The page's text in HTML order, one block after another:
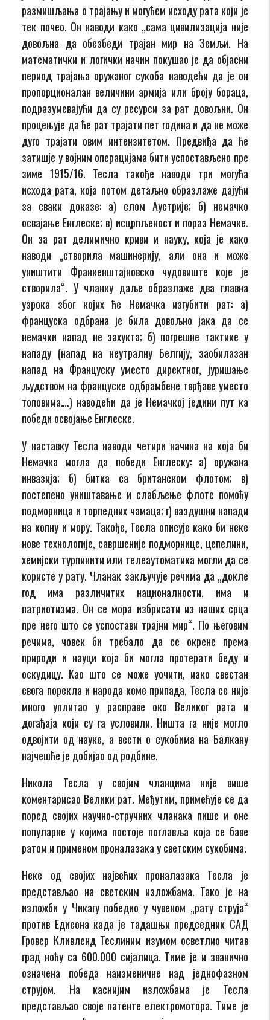
размишљања о трајању и могућем исходу рата који је
тек почео. Он наводи како „сама цивилизација није
довољна да обезбеди трајан мир на Земљи. На
математички и логички начин покушао је да објасни
период трајања оружаног сукоба наводећи да је он
пропорционалан величини армија или броју бораца,
подразумевајући да су ресурси за рат довољни. Он
процењује да ће рат трајати пет година и да не може
дуго трајати овим интензитетом. Предвиђа да ће
затишје у војним операцијама бити успостављено пре
зиме 1915/16. Тесла такође наводи три могућа
исхода рата, која потом детаљно образлаже дајући
за сваки доказе: а) слом Аустрије; б) немачко
освајање Енглеске; в) исцрпљеност и пораз Немачке.
Он за рат делимично криви и науку, која је како
наводи „створила машинерију, али она и може
уништити Франкенштајновско чудовиште које је
створила“. У чланку даље образлаже два главна
узрока због којих ће Немачка изгубити рат: а)
француска одбрана је била довољно јака да се
немачки напад не захукта; б) погрешне тактике у
нападу (напад на неутралну Белгију, заобилазан
напад на Француску уместо директног, јуришање
људством на француске одбрамбене тврђаве уместо
топовима….) наводећи да је Немачкој једини пут ка
победи освојање Енглеске.
У наставку Тесла наводи четири начина на која би
Немачка могла да победи Енглеску: а) оружана
инвазија; б) битка са британском флотом; в)
постепено уништавање и слабљење флоте помоћу
подморница и торпедних чамаца; г) ваздушни напади
на копну и мору. Такође, Тесла описује како би неке
нове технологије, савршеније подморнице, цепелини,
хемијски турпинити или телеаутоматика могли да се
користе у рату. Чланак закључује речима да „докле
год има различитих националности, има и
патриотизма. Он се мора избрисати из наших срца
пре него што се успостави трајни мир“. По његовим
речима, човек би требало да се окрене према
природи и науци која би могла протерати беду и
оскудицу. Као што се може уочити, иако свестан
свога порекла и народа коме припада, Тесла се није
много уплитао у расправе око Великог рата и
догађаја који су га условили. Ништа га није могло
одвојити од науке, а вести о сукобима на Балкану
најчешће је добијао од родбине.
Никола Тесла у својим чланцима није више
коментарисао Велики рат. Међутим, примећује се да
поред својих научно-стручних чланака пише и оне
популарне у којима постоје поглавља која се баве
ратом и применом проналазака у светским сукобима.
Неке од својих највећих проналазака Тесла је
представљао на светским изложбама. Тако је на
изложби у Чикагу победио у чувеном „рату струја“
против Едисона када је тадашњи председник САД
Гровер Кливленд Теслиним изумом осветлио читав
град ноћу са 600.000 сијалица. Тиме је и званично
означена победа наизменичне над једнофазном
струјом. На каснијим изложбама је Тесла
представљао своје патенте електромотора. Тиме је